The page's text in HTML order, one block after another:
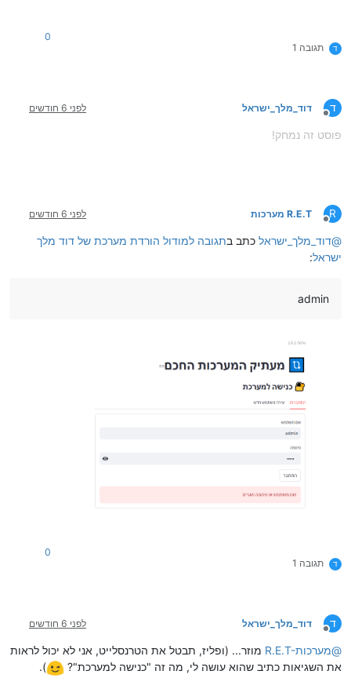
ד תגובה 1
0
ד
מנותק
דוד_מלך_ישראל לפני 6 חודשים
פוסט זה נמחק!
R
מנותק
R.E.T מערכות לפני 6 חודשים
@דוד_מלך_ישראל כתב בתגובה למודול הורדת מערכת של דוד מלך
ישראל:
admin
ד תגובה 1
0
ד
מנותק
דוד_מלך_ישראל לפני 6 חודשים
@R.E.T-מערכות
מוזר... (ופליז, תבטל את הטרנסלייט, אני לא יכול לראות
את השגיאות כתיב שהוא עושה לי, מה זה "כנישה למערכת"?
).